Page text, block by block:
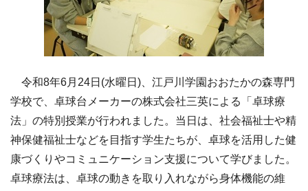
令和8年6月24日(水曜日)、江戸川学園おおたかの森専門
学校で、卓球台メーカーの株式会社三英による「卓球療
法」の特別授業が行われました。当日は、社会福祉士や精
神保健福祉士などを目指す学生たちが、卓球を活用した健
康づくりやコミュニケーション支援について学びました。
卓球療法は、卓球の動きを取り入れながら身体機能の維